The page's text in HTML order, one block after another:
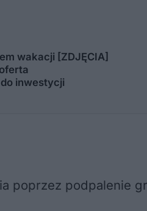
wakacji [ZDJĘCIA]
inwestycji
poprzez podpalenie